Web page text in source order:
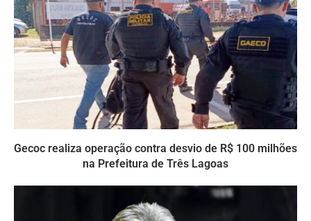
Gecoc realiza operação contra desvio de R$ 100 milhões
na Prefeitura de Três Lagoas